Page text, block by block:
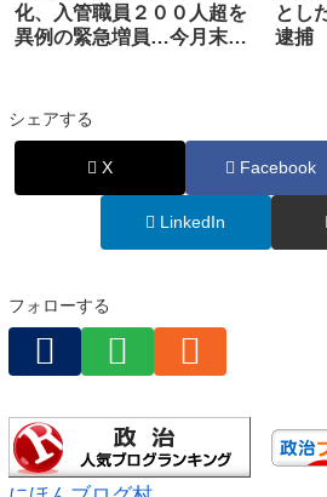
化、入管職員２００人超を
異例の緊急増員…今月末に
とし
逮捕
シェアする
X Facebook
LinkedIn
フォローする